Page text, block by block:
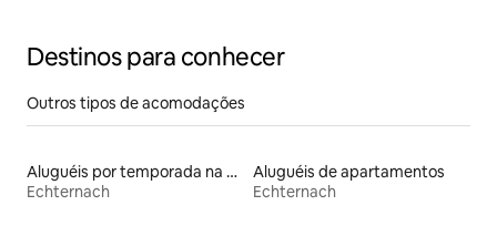
Destinos para conhecer
Outros tipos de acomodações
Aluguéis por temporada na orla
Echternach
Aluguéis de apartamentos
Echternach